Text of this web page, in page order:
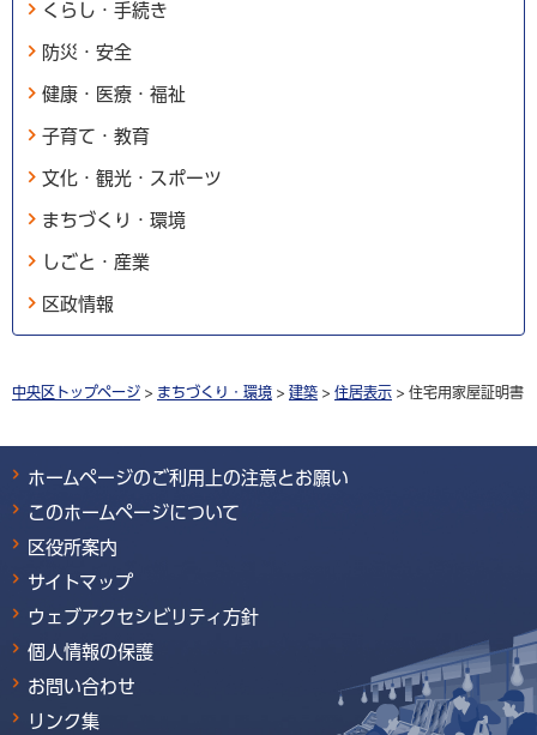
くらし・手続き
防災・安全
健康・医療・福祉
子育て・教育
文化・観光・スポーツ
まちづくり・環境
しごと・産業
区政情報
中央区トップページ > まちづくり・環境 > 建築 > 住居表示 > 住宅用家屋証明書
ホームページのご利用上の注意とお願い
このホームページについて
区役所案内
サイトマップ
ウェブアクセシビリティ方針
個人情報の保護
お問い合わせ
リンク集